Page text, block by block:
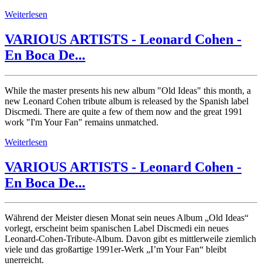
Weiterlesen
VARIOUS ARTISTS - Leonard Cohen -
En Boca De...
While the master presents his new album "Old Ideas" this month, a
new Leonard Cohen tribute album is released by the Spanish label
Discmedi. There are quite a few of them now and the great 1991
work "I'm Your Fan" remains unmatched.
Weiterlesen
VARIOUS ARTISTS - Leonard Cohen -
En Boca De...
Während der Meister diesen Monat sein neues Album „Old Ideas“
vorlegt, erscheint beim spanischen Label Discmedi ein neues
Leonard-Cohen-Tribute-Album. Davon gibt es mittlerweile ziemlich
viele und das großartige 1991er-Werk „I’m Your Fan“ bleibt
unerreicht.